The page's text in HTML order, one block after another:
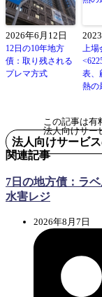
2026年6月12日
12日の10年地方
債：取り残される
プレマ方式
上場
表、
熱の
この記事は有
法人向けサー
法人向けサービ
関連記事
7日の地方債：ラ
水害レジ
2026年8月7日